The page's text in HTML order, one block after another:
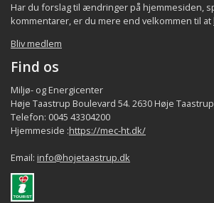
Har du forslag til ændringer på hjemmesiden,
kommentarer, er du mere end velkommen til at
Bliv medlem
Find os
Miljø- og Energicenter
Høje Taastrup Boulevard 54. 2630 Høje
Telefon: 0045 43304200
Hjemmeside :https://mec-ht.dk/
Email: info@hojetaastrup.dk